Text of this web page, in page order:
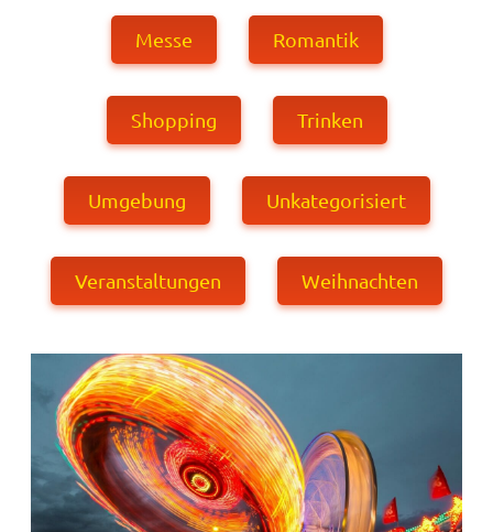
Messe Romantik
Shopping Trinken
Umgebung Unkategorisiert
Veranstaltungen Weihnachten